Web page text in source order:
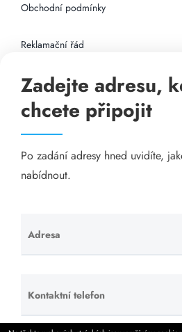
Obchodní podmínky
Reklamační řád
Připojení k internetu
Odkazy
Katalog A-seznam.cz
Visací zámky - TOKOZ
levný a rychlý internet, na který
Zadejte adresu,
chcete připojit
Po zadání adresy hned uvidíte,
nabídnout.
Adresa
Ponechte
toto pole
Kontaktní telefon
Ponechte
toto pole